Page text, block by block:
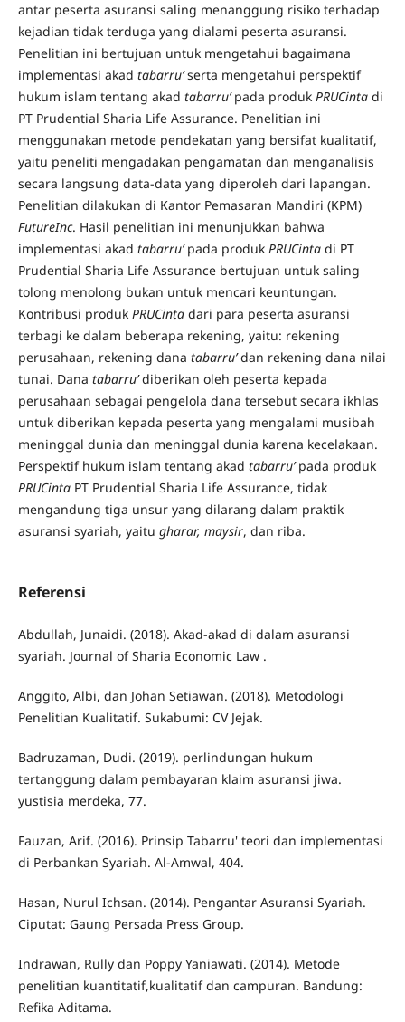
antar peserta asuransi saling menanggung risiko terhadap
kejadian tidak terduga yang dialami peserta asuransi.
Penelitian ini bertujuan untuk mengetahui bagaimana
implementasi akad tabarru’serta mengetahui perspektif
hukum islam tentang akad tabarru’pada produk PRUCinta di
PT Prudential Sharia Life Assurance. Penelitian ini
menggunakan metode pendekatan yang bersifat kualitatif,
yaitu peneliti mengadakan pengamatan dan menganalisis
secara langsung data-data yang diperoleh dari lapangan.
Penelitian dilakukan di Kantor Pemasaran Mandiri (KPM)
FutureInc. Hasil penelitian ini menunjukkan bahwa
implementasi akad tabarru’pada produk PRUCintadi PT
Prudential Sharia Life Assurance bertujuan untuk saling
tolong menolong bukan untuk mencari keuntungan.
Kontribusi produk PRUCintadari para peserta asuransi
terbagi ke dalam beberapa rekening, yaitu: rekening
perusahaan, rekening dana tabarru’dan rekening dana nilai
tunai. Dana tabarru’diberikan oleh peserta kepada
perusahaan sebagai pengelola dana tersebut secara ikhlas
untuk diberikan kepada peserta yang mengalami musibah
meninggal dunia dan meninggal dunia karena kecelakaan.
Perspektif hukum islam tentang akad tabarru’pada produk
PRUCintaPT Prudential Sharia Life Assurance, tidak
mengandung tiga unsur yang dilarang dalam praktik
asuransi syariah, yaitu gharar, maysir, dan riba.
Referensi
Abdullah, Junaidi. (2018). Akad-akad di dalam asuransi
syariah. Journal of Sharia Economic Law .
Anggito, Albi, dan Johan Setiawan. (2018). Metodologi
Penelitian Kualitatif. Sukabumi: CV Jejak.
Badruzaman, Dudi. (2019). perlindungan hukum
tertanggung dalam pembayaran klaim asuransi jiwa.
yustisia merdeka, 77.
Fauzan, Arif. (2016). Prinsip Tabarru' teori dan implementasi
di Perbankan Syariah. Al-Amwal, 404.
Hasan, Nurul Ichsan. (2014). Pengantar Asuransi Syariah.
Ciputat: Gaung Persada Press Group.
Indrawan, Rully dan Poppy Yaniawati. (2014). Metode
penelitian kuantitatif,kualitatif dan campuran. Bandung:
Refika Aditama.